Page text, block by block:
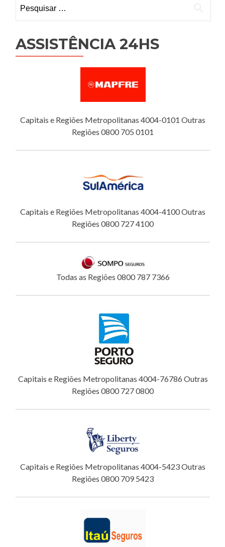
por:
ASSISTÊNCIA 24HS
Capitais e Regiões Metropolitanas 4004-0101 Outras
Regiões 0800 705 0101
Capitais e Regiões Metropolitanas 4004-4100 Outras
Regiões 0800 727 4100
Todas as Regiões 0800 787 7366
Capitais e Regiões Metropolitanas 4004-76786 Outras
Regiões 0800 727 0800
Capitais e Regiões Metropolitanas 4004-5423 Outras
Regiões 0800 709 5423